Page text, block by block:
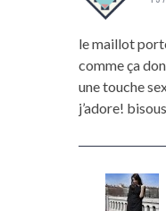
le maillot
comme ça
une touche
j’adore! bisous